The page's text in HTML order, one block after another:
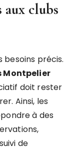
aux clubs
besoins précis.
Montpelier
doit rester
Ainsi, les
à des
de